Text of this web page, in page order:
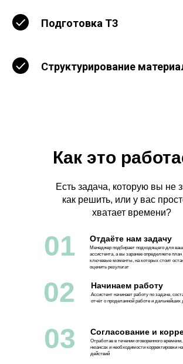
Подготовка ТЗ
Структурирование
Как это
Есть задача, которую вы не
как решить, или у вас
хватает времени?
01 Отдаёте нам задачу
Менеджер подбирает подходящего для
ассистента, а вы заранее определяете
ключевые моменты, на которых стоит
оценить результат
02 Начинаем работу
Ассистент начинает работу по задаче,
отчёт о проделанной работе и дальнейших
03 Согласование и
Отработав в течении оговоренного
нюансах и необходимости корректировки
действий